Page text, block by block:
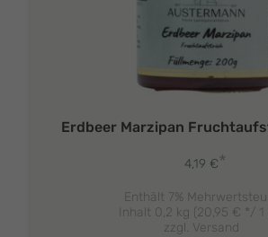
Erdbeer Marzipan
4,19 €*
Enthält 7%
Inhalt 0,2 kg (20,95 € */ 1
zzgl. Versand